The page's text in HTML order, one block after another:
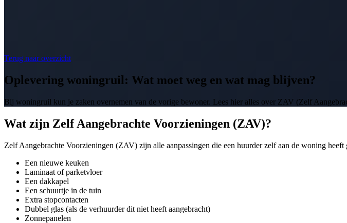
Terug naar overzicht
Oplevering woningruil: Wat moet weg en wat mag blijven?
Bij woningruil kun je zaken overnemen van de vorige bewoner. Lees hier alles over ZAV (Zelf
Wat zijn Zelf Aangebrachte Voorzieningen (ZAV)?
Zelf Aangebrachte Voorzieningen (ZAV) zijn alle aanpassingen die een huurder zelf aan de woning heeft
Een nieuwe keuken
Laminaat of parketvloer
Een dakkapel
Een schuurtje in de tuin
Extra stopcontacten
Dubbel glas (als de verhuurder dit niet heeft aangebracht)
Zonnepanelen